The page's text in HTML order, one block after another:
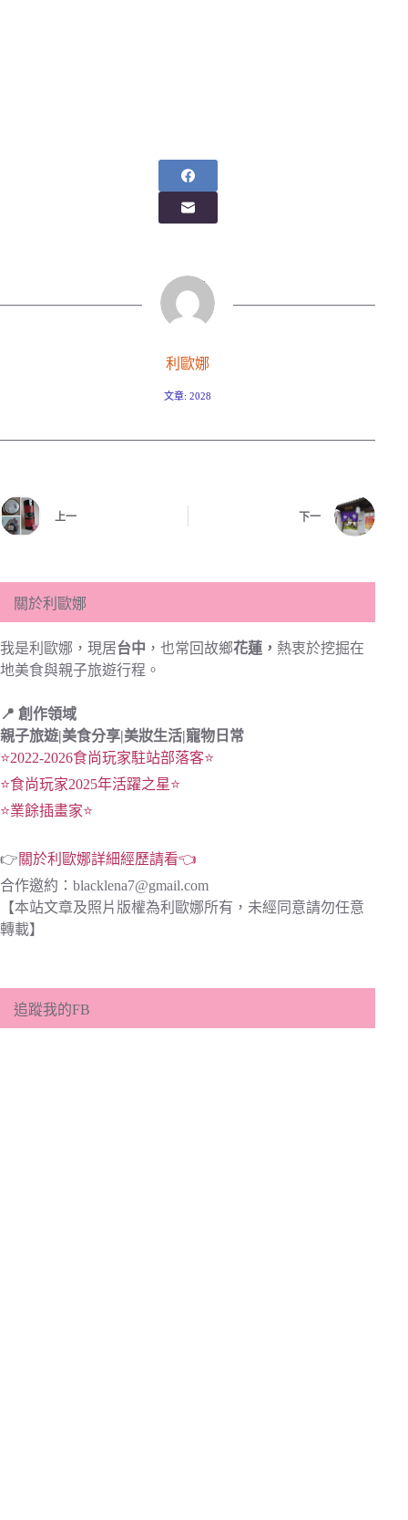
利歐娜
文章: 2028
上一 下一
關於利歐娜
我是利歐娜，現居台中 ，也常回故鄉花蓮， 熱衷於挖掘在
地美食與親子旅遊行程。
📍 創作領域
親子旅遊|美食分享|美妝生活|寵物日常
⭐2022-2026食尚玩家駐站部落客⭐
⭐食尚玩家2025年活躍之星⭐
⭐業餘插畫家⭐
👉關於利歐娜詳細經歷請看👈
合作邀約： blacklena7@gmail.com
【本站文章及照片版權為利歐娜所有，未經同意請勿任意
轉載】
追蹤我的FB